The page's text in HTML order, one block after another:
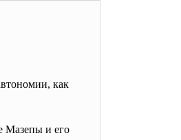
как
Мазепы и его